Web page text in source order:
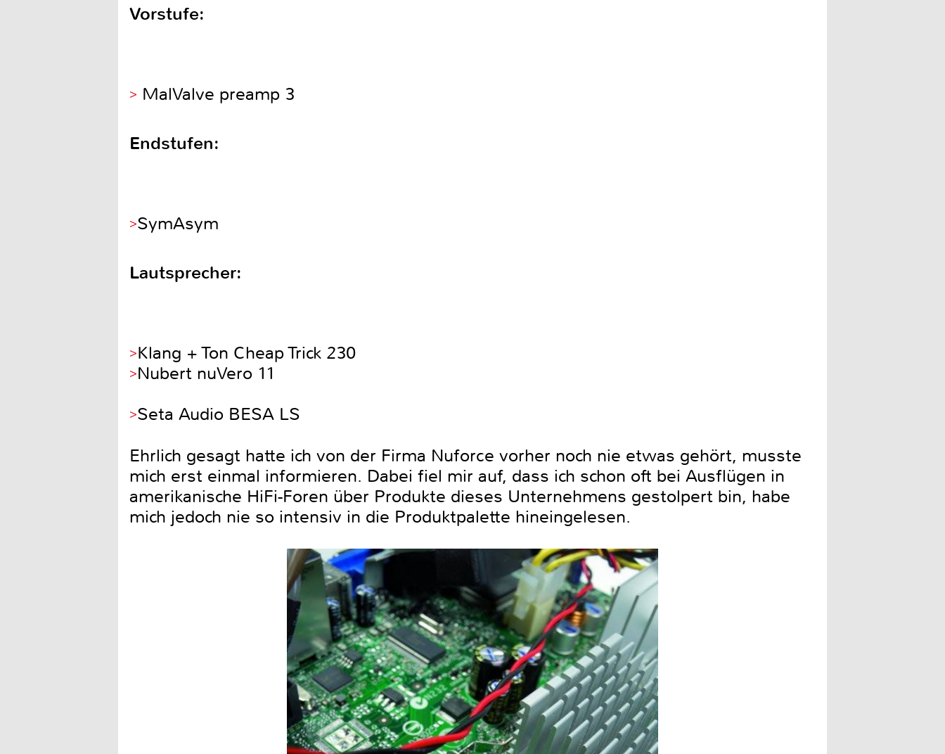
Vorstufe:
MalValve preamp 3
Endstufen:
SymAsym
Lautsprecher:
Klang + Ton Cheap Trick 230
Nubert nuVero 11
Seta Audio BESA LS
Ehrlich gesagt hatte ich von der Firma Nuforce vorher noch nie etwas gehört, musste
mich erst einmal informieren. Dabei fiel mir auf, dass ich schon oft bei Ausflügen in
amerikanische HiFi-Foren über Produkte dieses Unternehmens gestolpert bin, habe
mich jedoch nie so intensiv in die Produktpalette hineingelesen.